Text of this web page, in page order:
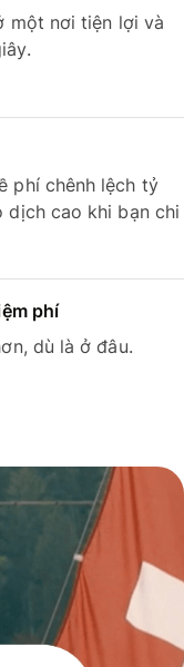
một nơi tiện lợi và
phí chênh lệch tỷ
dịch cao khi bạn chi
phí
dù là ở đâu.